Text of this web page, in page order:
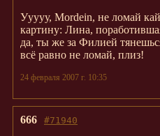
Ууууу, Mordein, не ломай
картину: Лина,
да, ты же за Филией
всё равно не ломай, плиз!
24 февраля 2007 г. 10:35
#71940
666